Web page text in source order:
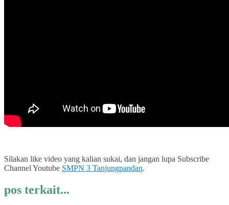
Silakan like video yang kalian sukai, dan jangan lupa Subscribe
Channel Youtube SMPN 3 Tanjungpandan.
pos terkait...